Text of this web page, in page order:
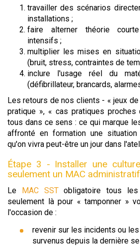
travailler des scénarios
installations ;
faire alterner théorie
intensifs ;
multiplier les mises en
(bruit, stress, contraintes de
inclure l'usage réel du
(défibrillateur, brancards,
Les retours de nos clients - « jeux
pratique », « cas pratiques
tous dans ce sens : ce qui marque
affronté en formation une
qu'on vivra peut-être un jour dans
Étape 3 - Installer une
seulement un MAC administratif
Le MAC SSTobligatoire tous
seulement là pour « tamponner »
l'occasion de :
revenir sur les incidents ou
survenus depuis la dernière